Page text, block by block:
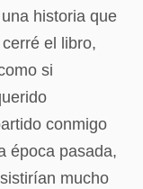
historia que
el libro,
si
conmigo
época pasada,
mucho